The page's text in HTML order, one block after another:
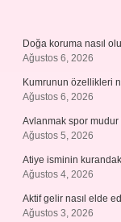
Doğa koruma nasıl
Ağustos 6, 2026
Kumrunun özellikleri
Ağustos 6, 2026
Avlanmak spor mudur
Ağustos 5, 2026
Atiye isminin
Ağustos 4, 2026
Aktif gelir nasıl elde
Ağustos 3, 2026